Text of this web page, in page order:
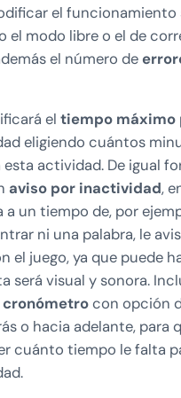
el funcionamiento
el modo libre o el de
el número de
el tiempo máximo
eligiendo cuántos
actividad. De igual
aviso por inactividad,
a un tiempo de, por
ni una palabra, le
el juego, ya que puede
será visual y sonora.
cronómetrocon opción
o hacia adelante, para
cuánto tiempo le falta